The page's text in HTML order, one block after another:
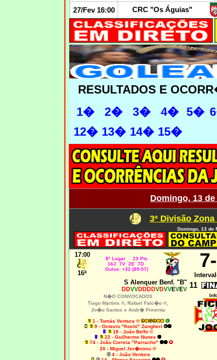
27/Fev 16:00 CRC "Os Águias"
RESULTADOS E
1�
2� 3� 4� 5�
12� 13� 14� 15�
Domingo, 13
3ª Divisão
Domingo, 13 de
17:00
16ª
8º Lugar 23 Pts
16J 7V 2E 7D
Golos: +32 (89-57)
S Alenquer Benf. "B"
DDVVDDDDVDVVEVEV 11
N�O CONVOCADOS
Tiago Martins ®, Rafael Falc�o ®,
Jo�o Santos e Andr� Pimenta
1 - Tomás Ventura ®
9 - Octavio "Kochi" Zangheri
18 - João Belfo ©
22 - Guilherme Nunes
74 - João Correia "Parracho"
20 - Miguel Jer�nimo ®
4 - João Ventura